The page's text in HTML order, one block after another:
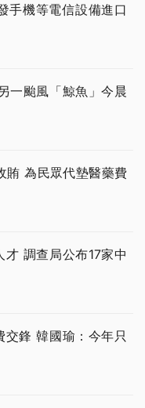
手機等電信設備進口
一颱風「鯨魚」今晨
賄 為民眾代墊醫藥費
調查局公布17家中
鋒 韓國瑜：今年只